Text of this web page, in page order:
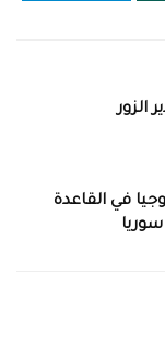
الزور
في القاعدة